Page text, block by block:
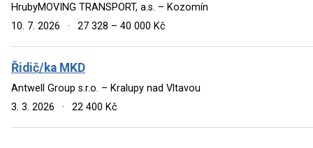
HrubyMOVING TRANSPORT, a.s. – Kozomín
10. 7. 2026
· 27 328 – 40 000 Kč
Řidič/ka MKD
Antwell Group s.r.o. – Kralupy nad Vltavou
3. 3. 2026
· 22 400 Kč